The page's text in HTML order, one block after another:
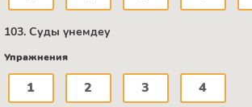
103. Суды үнемдеу
Упражнения
1 2 3 4